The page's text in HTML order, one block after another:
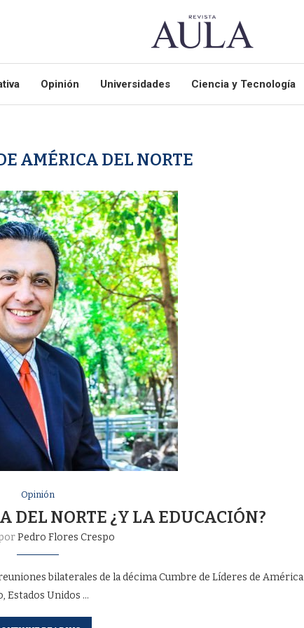
Opinión Universidades Ciencia y Tecnología
AMÉRICA DEL NORTE
Opinión
DEL NORTE ¿Y LA EDUCACIÓN?
Pedro Flores Crespo
bilaterales de la décima Cumbre de Líderes de América
Estados Unidos …